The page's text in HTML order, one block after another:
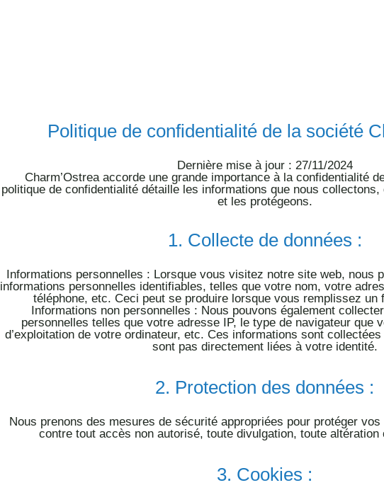
Politique de confidentialité de la société
Dernière mise à jour : 27/11/2024
Charm’Ostrea accorde une grande importance à la confidentialité
politique de confidentialité détaille les informations que nous
et les protégeons.
1. Collecte de données :
Informations personnelles : Lorsque vous visitez notre site web, nous
informations personnelles identifiables, telles que votre nom, votre
téléphone, etc. Ceci peut se produire lorsque vous remplissez un
Informations non personnelles : Nous pouvons également
personnelles telles que votre adresse IP, le type de navigateur que
d’exploitation de votre ordinateur, etc. Ces informations sont
sont pas directement liées à votre identité.
2. Protection des données :
Nous prenons des mesures de sécurité appropriées pour protéger
contre tout accès non autorisé, toute divulgation, toute altération
3. Cookies :